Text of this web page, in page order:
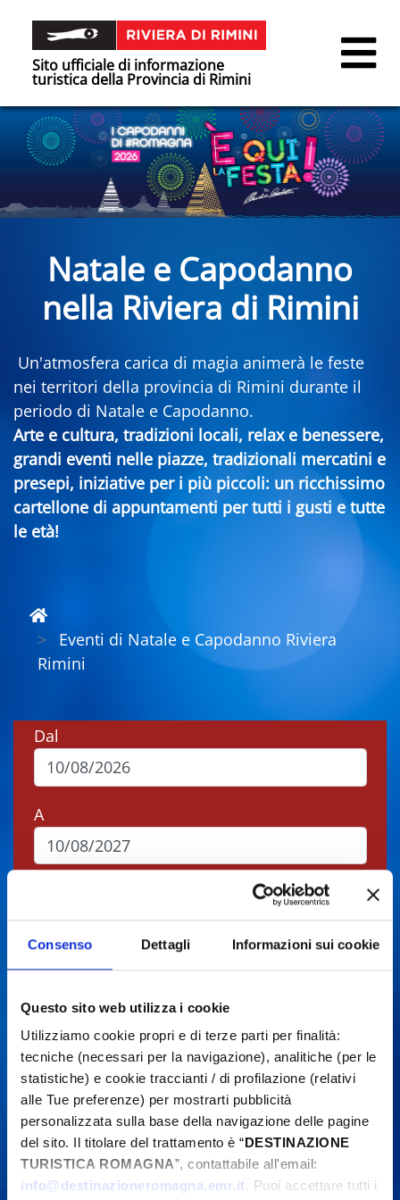
Consenso Dettagli Informazioni sui cookie
Questo sito web utilizza i cookie
Utilizziamo cookie propri e di terze parti per finalità:
tecniche (necessari per la navigazione), analitiche (per le
statistiche) e cookie traccianti / di profilazione (relativi
alle Tue preferenze) per mostrarti pubblicità
personalizzata sulla base della navigazione delle pagine
del sito. Il titolare del trattamento è “DESTINAZIONE
TURISTICA ROMAGNA”, contattabile all'email:
info@destinazioneromagna.emr.it. Puoi accettare tutti i
Sito ufficiale di informazione
turistica della Provincia di Rimini
Natale e Capodanno
nella Riviera di Rimini
Un'atmosfera carica di magia animerà le feste
nei territori della provincia di Rimini durante il
periodo di Natale e Capodanno.
Arte e cultura, tradizioni locali, relax e benessere,
grandi eventi nelle piazze, tradizionali mercatini e
presepi, iniziative per i più piccoli: un ricchissimo
cartellone di appuntamenti per tutti i gusti e tutte
le età!
Eventi di Natale e Capodanno Riviera
Rimini
Dal
A
Tipos
Cerca
Gli eventi potrebbero subire variazioni,
contattare sempre gli organizzatori prima di
recarsi in loco.